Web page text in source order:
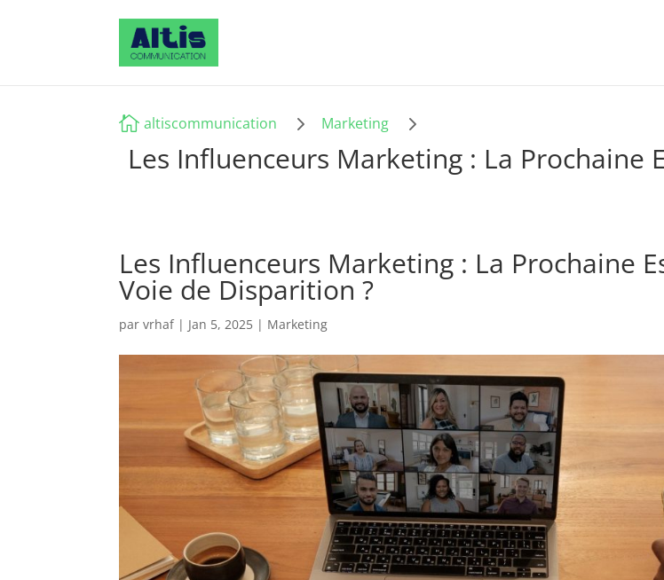
 altiscommunication 5 Marketing 5
Les Influenceurs Marketing : La Prochaine
Les Influenceurs Marketing : La Prochaine
Voie de Disparition ?
parvrhaf| Jan 5, 2025 | Marketing